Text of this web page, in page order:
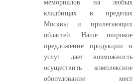
мемориалов на любых
кладбищах в пределах
Москвы и прилегающих
областей. Наше широкое
предложение продукции и
услуг дает возможность
осуществить комплексное
оборудование мест